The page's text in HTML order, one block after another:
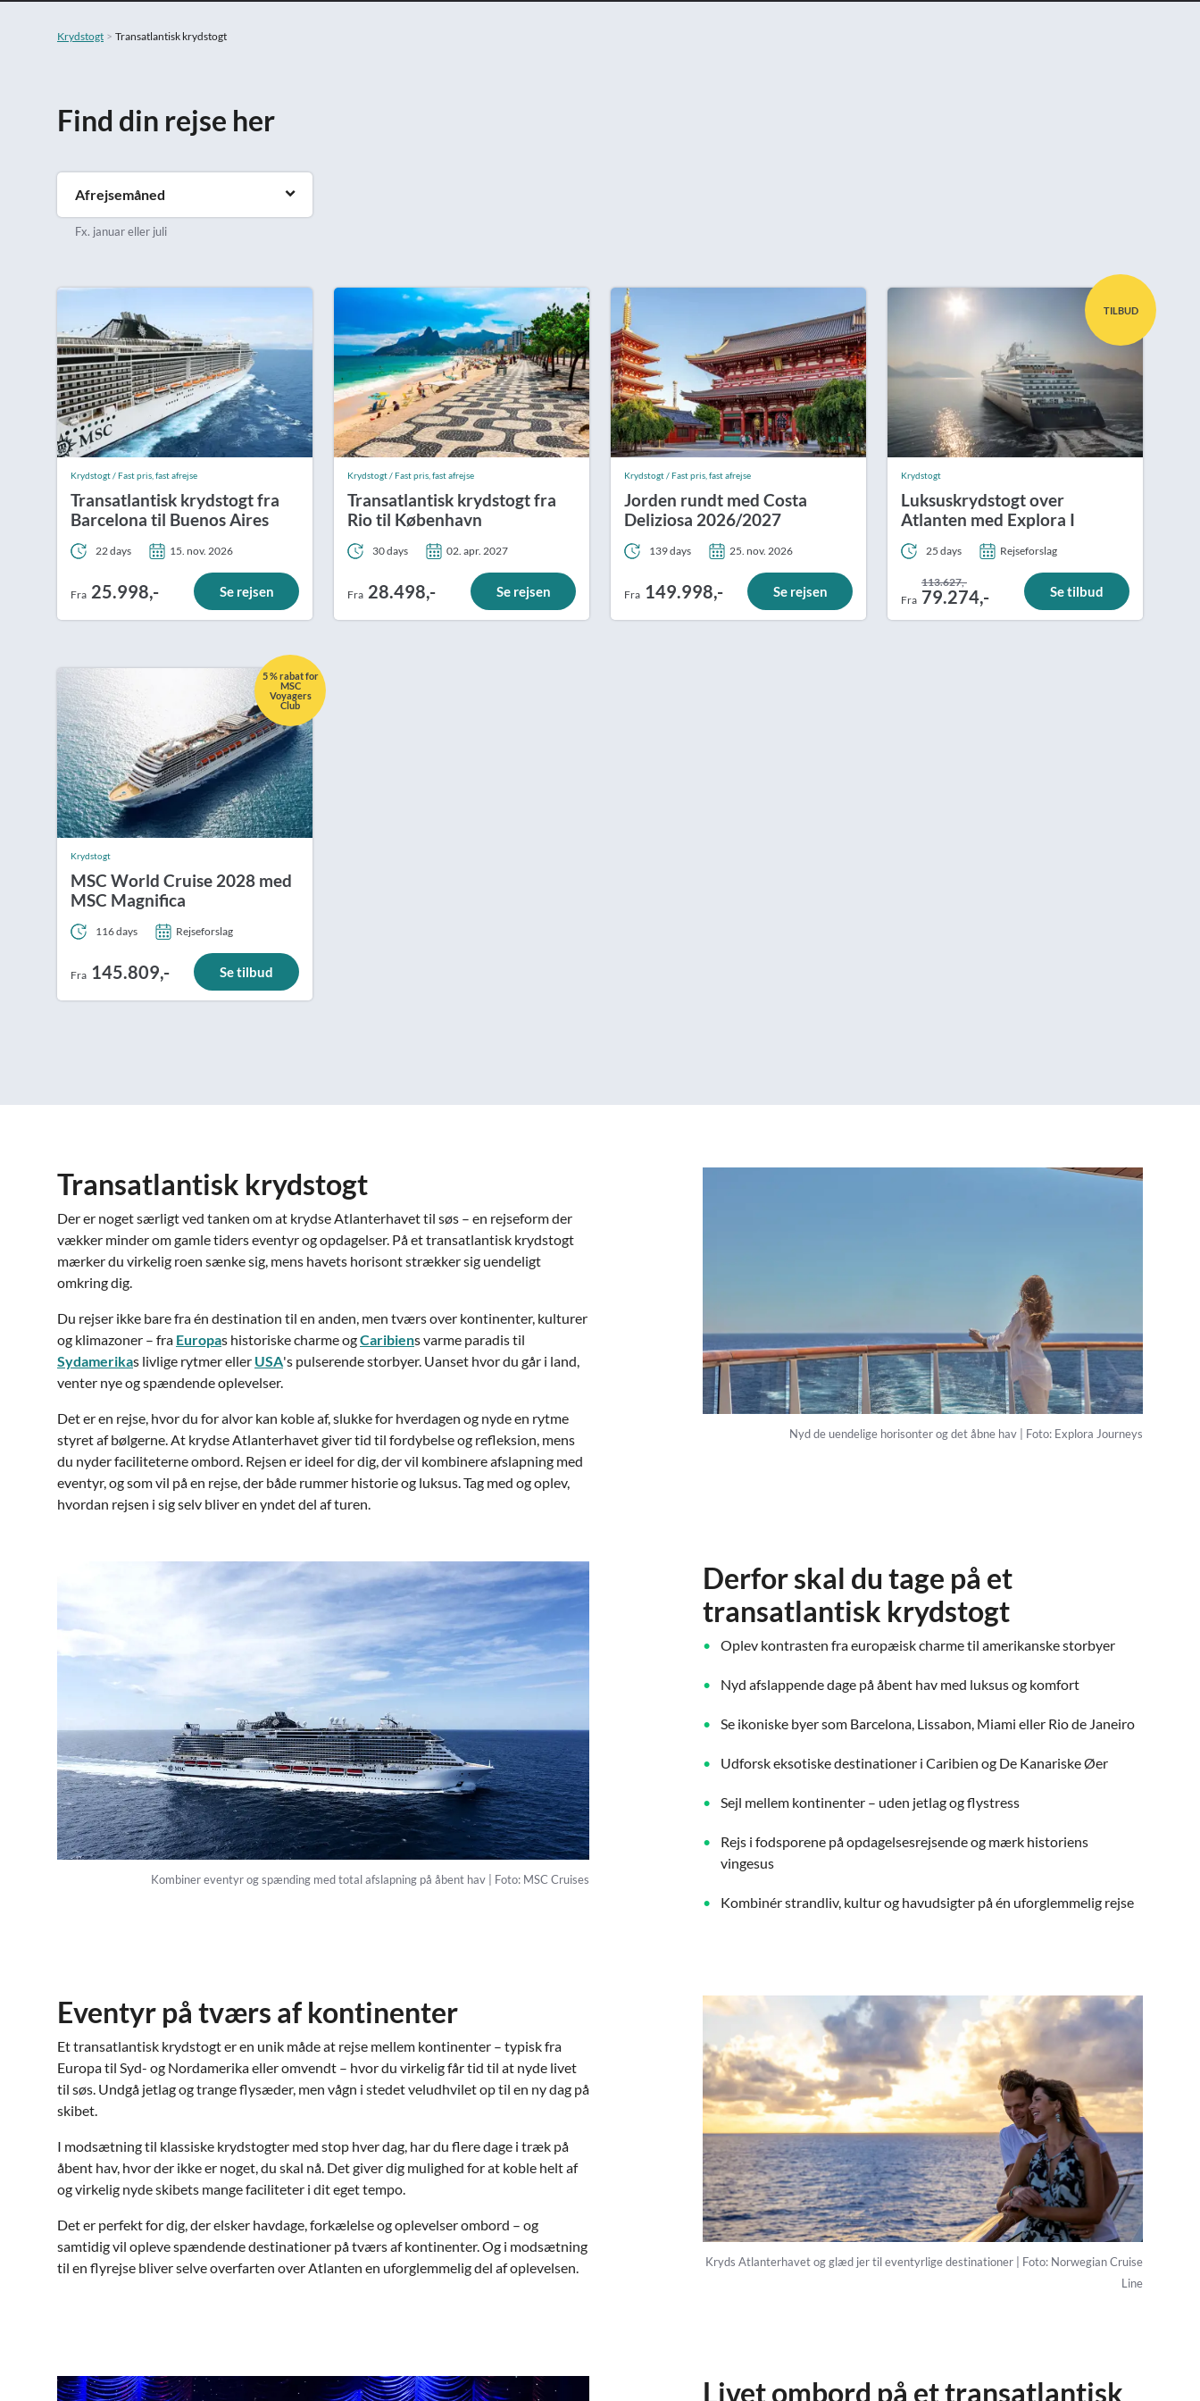
Krydstogt Transatlantisk krydstogt
Find din rejse her
Afrejsemåned
Fx. januar eller juli
Krydstogt / Fast pris, fast afrejse
Transatlantisk krydstogt fra
Barcelona til Buenos Aires
22 days 15. nov. 2026
Fra 25.998,- Se rejsen
Krydstogt / Fast pris, fast afrejse
Transatlantisk krydstogt fra
Rio til København
30 days 02. apr. 2027
Fra 28.498,- Se rejsen
Krydstogt / Fast pris, fast afrejse
Jorden rundt med Costa
Deliziosa 2026/2027
139 days 25. nov. 2026
Fra 149.998,- Se rejsen
TILBUD
Krydstogt
Luksuskrydstogt over
Atlanten med Explora I
25 days Rejseforslag
Fra
113.627,-
79.274,- Se tilbud
5 % rabat for
MSC
Voyagers
Club
Krydstogt
MSC World Cruise 2028 med
MSC Magnifica
116 days Rejseforslag
Fra 145.809,- Se tilbud
Transatlantisk krydstogt
Der er noget særligt ved tanken om at krydse Atlanterhavet til søs – en rejseform der
vækker minder om gamle tiders eventyr og opdagelser. På et transatlantisk krydstogt
mærker du virkelig roen sænke sig, mens havets horisont strækker sig uendeligt
omkring dig.
Du rejser ikke bare fra én destination til en anden, men tværs over kontinenter, kulturer
og klimazoner – fra Europas historiske charme ogCaribiens varme paradis til
Sydamerikas livlige rytmer eller USA's pulserende storbyer. Uanset hvor du går i land,
venter nye og spændende oplevelser.
Det er en rejse, hvor du for alvor kan koble af, slukke for hverdagen og nyde en rytme
styret af bølgerne. At krydse Atlanterhavet giver tid til fordybelse og refleksion, mens
du nyder faciliteterne ombord. Rejsen er ideel for dig, der vil kombinere afslapning med
eventyr, og som vil på en rejse, der både rummer historie og luksus. Tag med og oplev,
hvordan rejsen i sig selv bliver en yndet del af turen.
Nyd de uendelige horisonter og det åbne hav | Foto: Explora Journeys
Kombiner eventyr og spænding med total afslapning på åbent hav | Foto: MSC Cruises
Derfor skal du tage på et
transatlantisk krydstogt
Oplev kontrasten fra europæisk charme til amerikanske storbyer
Nyd afslappende dage på åbent hav med luksus og komfort
Se ikoniske byer som Barcelona, Lissabon, Miami eller Rio de Janeiro
Udforsk eksotiske destinationer i Caribien og De Kanariske Øer
Sejl mellem kontinenter – uden jetlag og flystress
Rejs i fodsporene på opdagelsesrejsende og mærk historiens
vingesus
Kombinér strandliv, kultur og havudsigter på én uforglemmelig rejse
Eventyr på tværs af kontinenter
Et transatlantisk krydstogt er en unik måde at rejse mellem kontinenter – typisk fra
Europa til Syd- og Nordamerika eller omvendt – hvor du virkelig får tid til at nyde livet
til søs. Undgå jetlag og trange flysæder, men vågn i stedet veludhvilet op til en ny dag på
skibet.
I modsætning til klassiske krydstogter med stop hver dag, har du flere dage i træk på
åbent hav, hvor der ikke er noget, du skal nå. Det giver dig mulighed for at koble helt af
og virkelig nyde skibets mange faciliteter i dit eget tempo.
Det er perfekt for dig, der elsker havdage, forkælelse og oplevelser ombord – og
samtidig vil opleve spændende destinationer på tværs af kontinenter. Og i modsætning
til en flyrejse bliver selve overfarten over Atlanten en uforglemmelig del af oplevelsen.
Kryds Atlanterhavet og glæd jer til eventyrlige destinationer | Foto: Norwegian Cruise
Line
Livet ombord på et transatlantisk